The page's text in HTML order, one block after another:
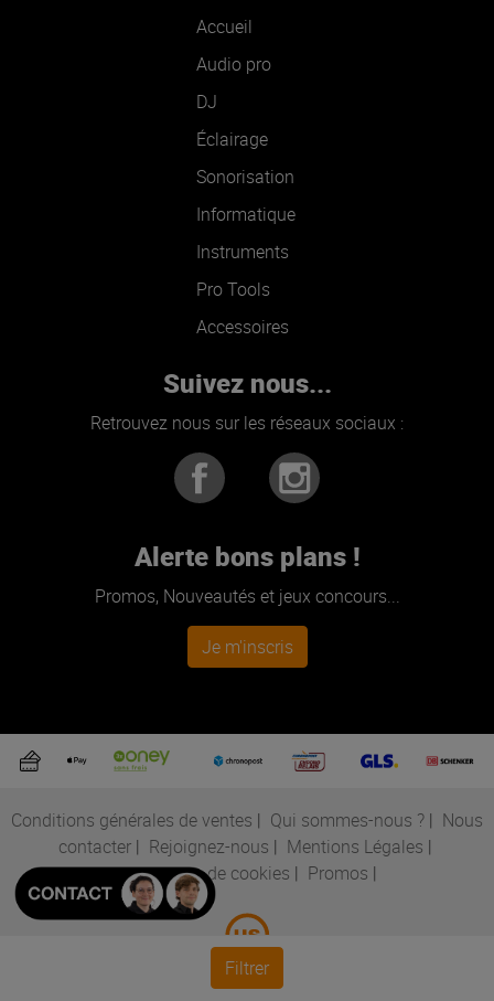
Filtrer
Accueil
Audio pro
DJ
Éclairage
Sonorisation
Informatique
Instruments
Pro Tools
Accessoires
Suivez nous...
Retrouvez nous sur les réseaux sociaux :
Alerte bons plans !
Promos, Nouveautés et jeux concours...
Je m'inscris
Conditions générales de ventes | Qui sommes-nous ? | Nous
contacter| Rejoignez-nous | Mentions Légales |
Préférences de cookies | Promos |